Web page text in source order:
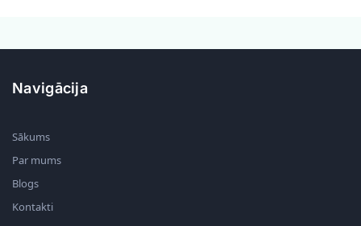
Navigācija
Sākums
Par mums
Blogs
Kontakti